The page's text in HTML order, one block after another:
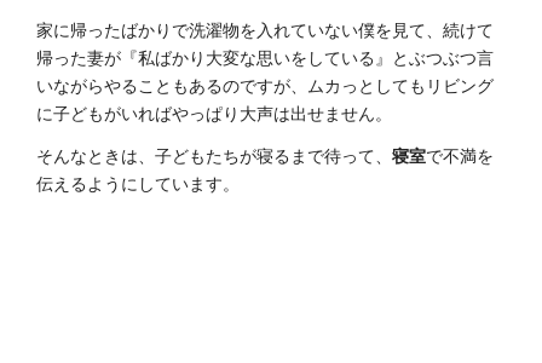
家に帰ったばかりで洗濯物を入れていない僕を見て、続けて
帰った妻が『私ばかり大変な思いをしている』とぶつぶつ言
いながらやることもあるのですが、ムカっとしてもリビング
に子どもがいればやっぱり大声は出せません。
そんなときは、子どもたちが寝るまで待って、 寝室で不満を
伝えるようにしています。